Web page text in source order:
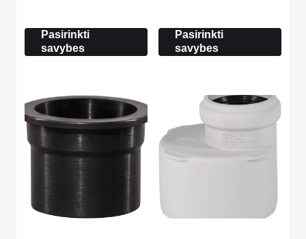
through
10.20 €
Pasirinkti
savybes
Pasirinkti
savybes